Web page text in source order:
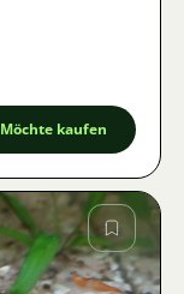
Möchte kaufen